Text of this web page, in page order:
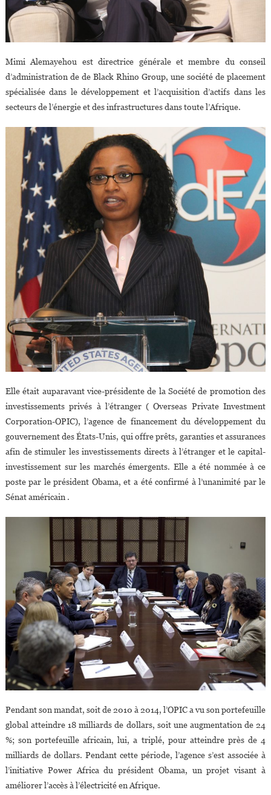
Mimi Alemayehou est directrice générale et membre du conseil
d’administration de de Black Rhino Group, une société de placement
spécialisée dans le développement et l’acquisition d’actifs dans les
secteurs de l’énergie et des infrastructures dans toute l’Afrique.
Elle était auparavant vice-présidente de la Société de promotion des
investissements privés à l’étranger ( Overseas Private Investment
Corporation-OPIC), l’agence de financement du développement du
gouvernement des États-Unis, qui offre prêts, garanties et assurances
afin de stimuler les investissements directs à l’étranger et le capital-
investissement sur les marchés émergents. Elle a été nommée à ce
poste par le président Obama, et a été confirmé à l’unanimité par le
Sénat américain .
Pendant son mandat, soit de 2010 à 2014, l’OPIC a vu son portefeuille
global atteindre 18 milliards de dollars, soit une augmentation de 24
%; son portefeuille africain, lui, a triplé, pour atteindre près de 4
milliards de dollars. Pendant cette période, l’agence s’est associée à
l’initiative Power Africa du président Obama, un projet visant à
améliorer l’accès à l’électricité en Afrique.